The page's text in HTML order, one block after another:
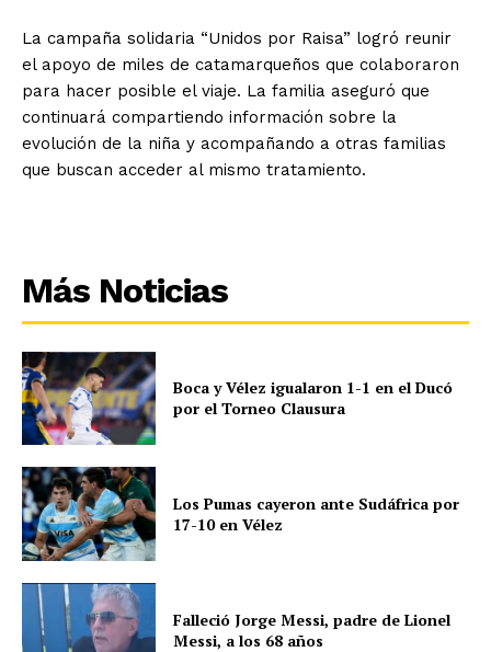
La campaña solidaria “Unidos por Raisa” logró reunir
el apoyo de miles de catamarqueños que colaboraron
para hacer posible el viaje. La familia aseguró que
continuará compartiendo información sobre la
evolución de la niña y acompañando a otras familias
que buscan acceder al mismo tratamiento.
Más Noticias
Boca y Vélez igualaron 1-1 en el Ducó
por el Torneo Clausura
Los Pumas cayeron ante Sudáfrica por
17-10 en Vélez
Falleció Jorge Messi, padre de Lionel
Messi, a los 68 años